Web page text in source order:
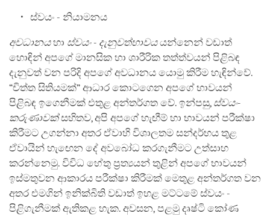
ස්වයං - නියාමනය
අවධානයහා ස්වයං - දැනුවත්භාවයයන්නෙන් වඩාත්
හොඳින් අපගේ මානසික හා ශාරීරික තත්ත්වයන් පිළිබඳ
දැනුවත් වන පරිදි අපගේ අවධානය යොමු කිරීම හැඳින්වේ.
“චිත්ත සිතියමක්” ආධාර කොටගෙන අපගේ භාවයන්
පිළිබඳ ඉගෙනීමක් එතුළ අන්තර්ගත වේ. ඉන්පසු, ස්වයං-
කරුණාවක්සහිතව, අපි අපගේ හැඟීම් හා භාවයන් පරීක්ෂා
කිරීමට උගන්නා අතර ඒවාහි විශාලතම සන්දර්භය තුළ
ඒවායින් හැඟෙන දේ අවබෝධ කරගැනීමට උත්සාහ
කරන්නෙමු. විවිධ හේතු ප්‍රත්‍යයන් තුළින් අපගේ භාවයන්
ඉස්මතුවන ආකාරය පරීක්ෂා කිරීමක් මෙතුළ අන්තර්ගත වන
අතර එමගින් ඉනික්බිති වඩාත් ඉහළ මට්ටමේ ස්වයං -
පිළිගැනීමක් ඇතිකළ හැක. අවසන, පළමු දෘෂ්ටි කෝණ